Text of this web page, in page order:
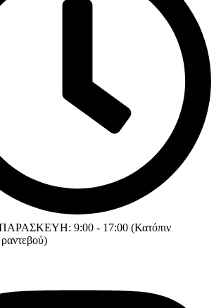
9:00 - 17:00 (Κατόπιν